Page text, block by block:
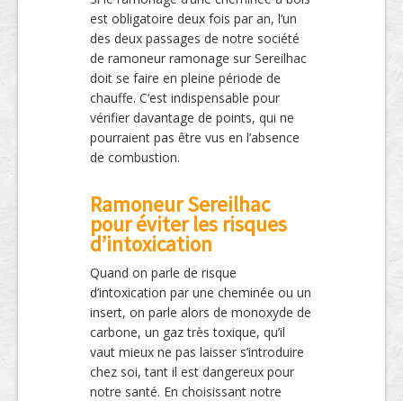
est obligatoire deux fois par an, l’un
des deux passages de notre société
de ramoneur ramonage sur Sereilhac
doit se faire en pleine période de
chauffe. C’est indispensable pour
vérifier davantage de points, qui ne
pourraient pas être vus en l’absence
de combustion.
Ramoneur Sereilhac
pour éviter les risques
d’intoxication
Quand on parle de risque
d’intoxication par une cheminée ou un
insert, on parle alors de monoxyde de
carbone, un gaz très toxique, qu’il
vaut mieux ne pas laisser s’introduire
chez soi, tant il est dangereux pour
notre santé. En choisissant notre